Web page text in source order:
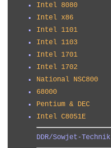
Intel 8080
Intel x86
Intel 1101
Intel 1103
Intel 1701
Intel 1702
National NSC800
68000
Pentium & DEC
Intel C8051E
DDR/Sowjet-Technik